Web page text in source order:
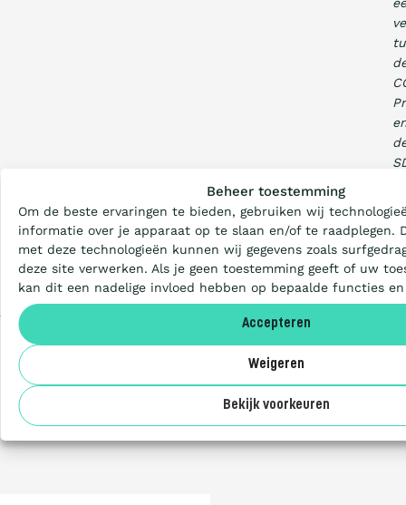
Beheer toestemming
Om de beste ervaringen te bieden, gebruiken wij
informatie over je apparaat op te slaan en/of te raadplegen.
met deze technologieën kunnen wij gegevens zoals
deze site verwerken. Als je geen toestemming geeft of uw
kan dit een nadelige invloed hebben op bepaalde functies
Accepteren
Weigeren
Bekijk voorkeuren
DEEL
DEZE
PAGINA
Wat is de Ladder?
Certificeren
Aanbesteden
Deelnemers
Over ons